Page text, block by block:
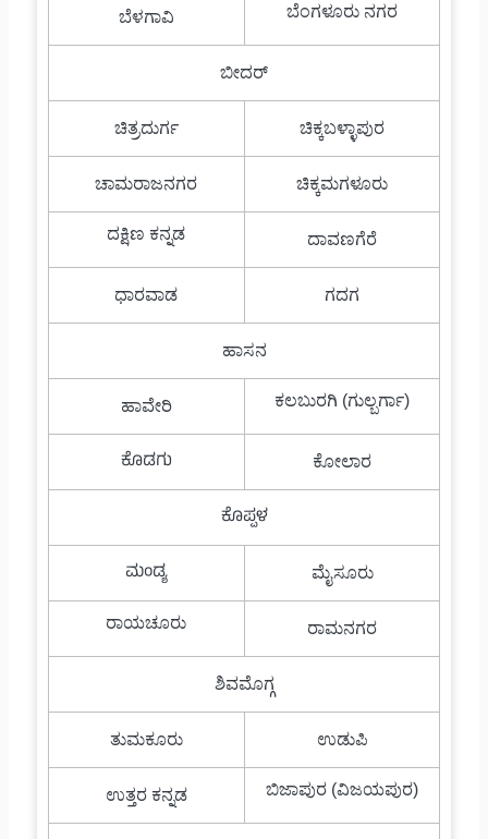
ಬೆಳಗಾವಿ ಬೆಂಗಳೂರು ನಗರ
ಬೀದರ್
ಚಿತ್ರದುರ್ಗ ಚಿಕ್ಕಬಳ್ಳಾಪುರ
ಚಾಮರಾಜನಗರ ಚಿಕ್ಕಮಗಳೂರು
ದಕ್ಷಿಣ ಕನ್ನಡ ದಾವಣಗೆರೆ
ಧಾರವಾಡ ಗದಗ
ಹಾಸನ
ಹಾವೇರಿ ಕಲಬುರಗಿ (ಗುಲ್ಬರ್ಗಾ)
ಕೊಡಗು ಕೋಲಾರ
ಕೊಪ್ಪಳ
ಮಂಡ್ಯ
ಮೈಸೂರು
ರಾಯಚೂರು ರಾಮನಗರ
ಶಿವಮೊಗ್ಗ
ತುಮಕೂರು ಉಡುಪಿ
ಉತ್ತರ ಕನ್ನಡ ಬಿಜಾಪುರ (ವಿಜಯಪುರ)